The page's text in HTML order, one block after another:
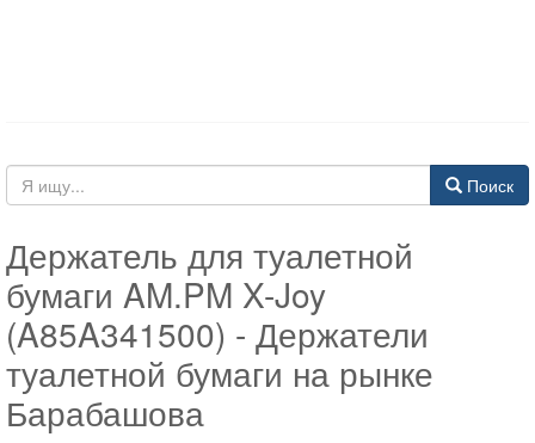
Поиск
Держатель для туалетной
бумаги AM.PM X-Joy
(A85A341500) - Держатели
туалетной бумаги на рынке
Барабашова